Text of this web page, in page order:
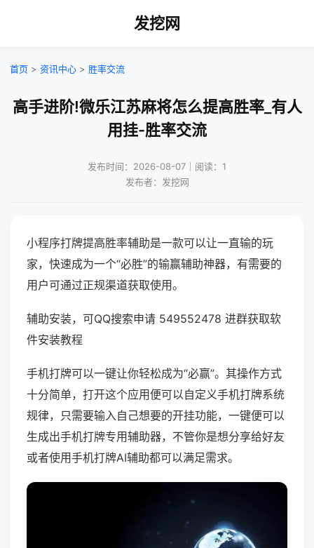
发挖网
首页 > 资讯中心 > 胜率交流
高手进阶!微乐江苏麻将怎么提高胜率_有人
用挂-胜率交流
发布时间：2026-08-07｜阅读：1
发布者：发挖网
小程序打牌提高胜率辅助是一款可以让一直输的玩
家，快速成为一个“必胜”的输赢辅助神器，有需要的
用户可通过正规渠道获取使用。
辅助安装，可QQ搜索申请 549552478 进群获取软
件安装教程
手机打牌可以一键让你轻松成为“必赢”。其操作方式
十分简单，打开这个应用便可以自定义手机打牌系统
规律，只需要输入自己想要的开挂功能，一键便可以
生成出手机打牌专用辅助器，不管你是想分享给好友
或者使用手机打牌AI辅助都可以满足需求。